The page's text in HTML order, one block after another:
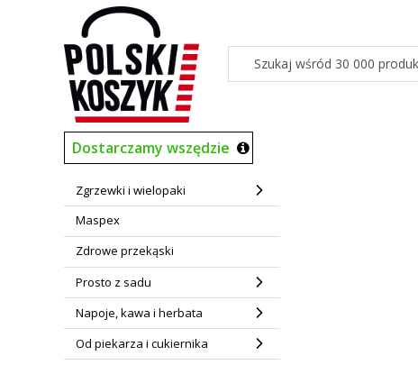
Dostarczamy wszędzie
Zgrzewki i wielopaki
Maspex
Zdrowe przekąski
Prosto z sadu
Napoje, kawa i herbata
Od piekarza i cukiernika